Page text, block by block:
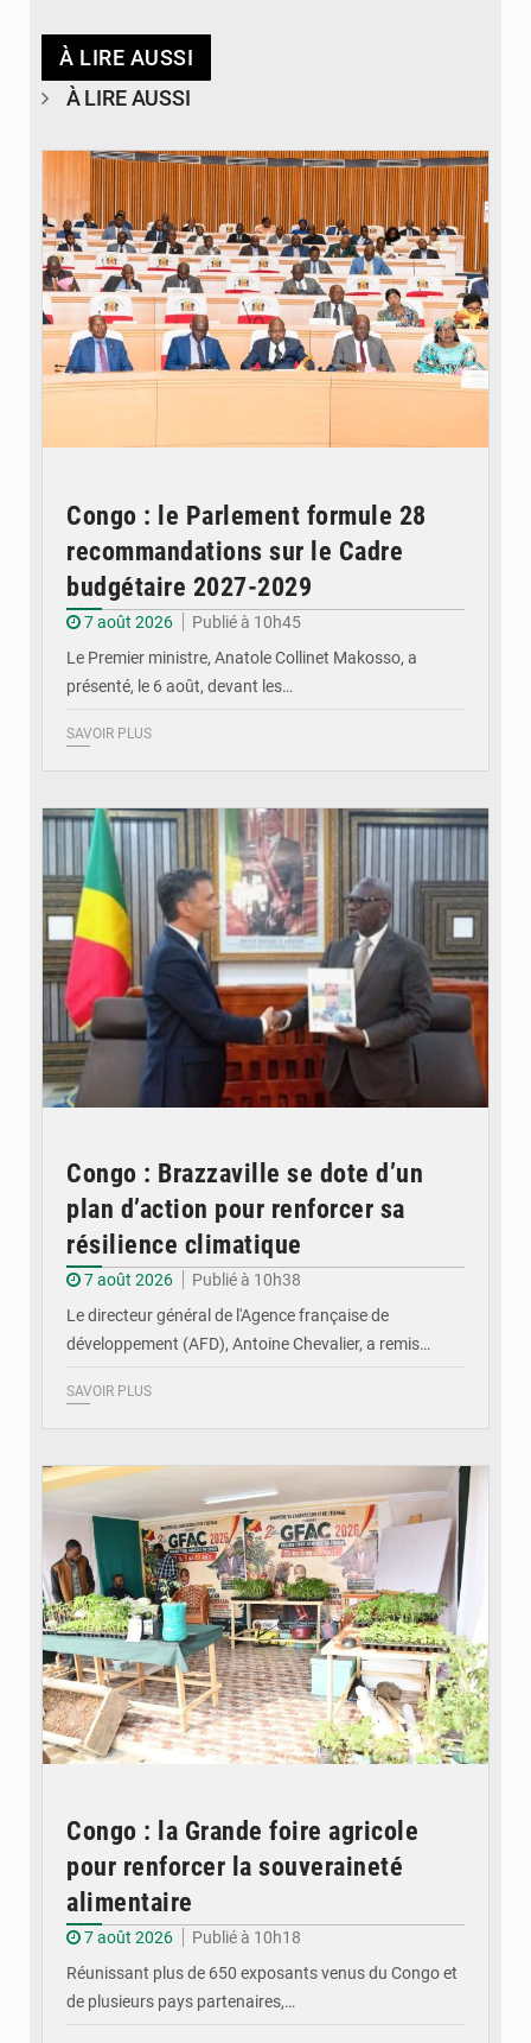
À LIRE AUSSI
À LIRE AUSSI
Congo : le Parlement formule 28
recommandations sur le Cadre
budgétaire 2027-2029
7 août 2026
Publié à 10h45
Le Premier ministre, Anatole Collinet Makosso, a
présenté, le 6 août, devant les…
SAVOIR PLUS
Congo : Brazzaville se dote d’un
plan d’action pour renforcer sa
résilience climatique
7 août 2026
Publié à 10h38
Le directeur général de l'Agence française de
développement (AFD), Antoine Chevalier, a remis…
SAVOIR PLUS
Congo : la Grande foire agricole
pour renforcer la souveraineté
alimentaire
7 août 2026
Publié à 10h18
Réunissant plus de 650 exposants venus du Congo et
de plusieurs pays partenaires,…